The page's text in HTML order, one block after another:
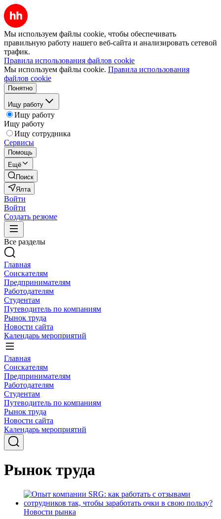
Мы используем файлы cookie, чтобы обеспечивать
правильную работу нашего веб-сайта и анализировать сетевой
трафик.
Правила использования файлов cookie
Мы используем файлы cookie. Правила использования
файлов cookie
Понятно
Ищу работу
Ищу работу
Ищу работу
Ищу сотрудника
Сервисы
Помощь
Ещё
Поиск
Ялта
Войти
Войти
Создать резюме
Все разделы
Главная
Соискателям
Предпринимателям
Работодателям
Студентам
Путеводитель по компаниям
Рынок труда
Новости сайта
Календарь мероприятий
Главная
Соискателям
Предпринимателям
Работодателям
Студентам
Путеводитель по компаниям
Рынок труда
Новости сайта
Календарь мероприятий
Рынок труда
Новости рынка